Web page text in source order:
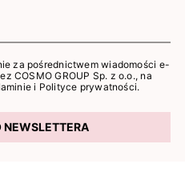
za pośrednictwem wiadomości e-
COSMO GROUP Sp. z o.o., na
i Polityce prywatności.
NEWSLETTERA